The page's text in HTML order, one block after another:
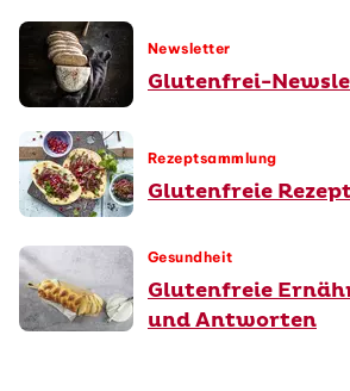
Newsletter
Glutenfrei-
Rezeptsammlung
Glutenfreie
Gesundheit
Glutenfreie
und Antworten